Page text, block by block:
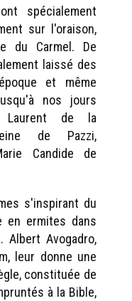
spécialement
sur l'oraison,
du Carmel. De
laissé des
et même
nos jours
Laurent de la
de Pazzi,
Candide de
s'inspirant du
en ermites dans
Albert Avogadro,
leur donne une
constituée de
à la Bible,